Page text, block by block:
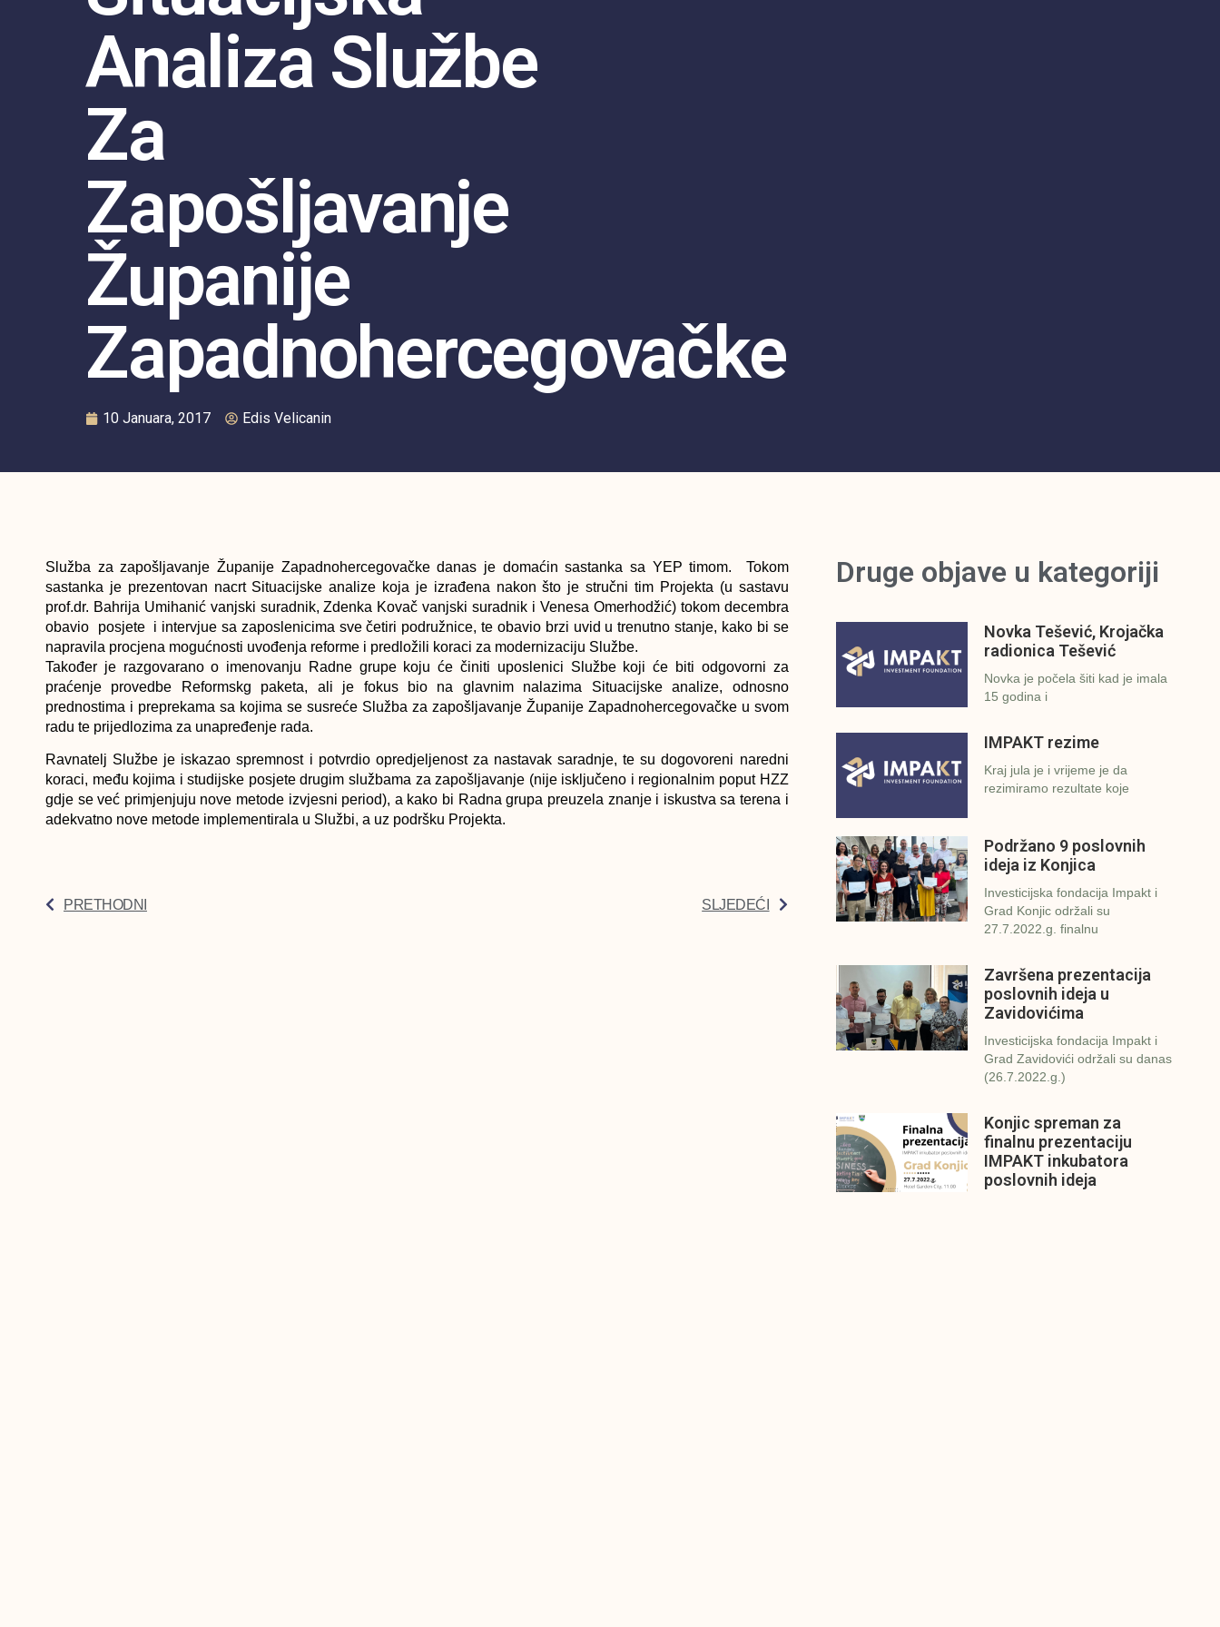
Analiza Službe
Za
Zapošljavanje
Županije
Zapadnohercegovačke
10 Januara, 2017 Edis Velicanin
Služba za zapošljavanje Županije Zapadnohercegovačke danas je domaćin sastanka sa YEP timom. Tokom
sastanka je prezentovan nacrt Situacijske analize koja je izrađena nakon što je stručni tim Projekta (u sastavu
prof.dr. Bahrija Umihanić vanjski suradnik, Zdenka Kovač vanjski suradnik i Venesa Omerhodžić) tokom decembra
obavio posjete i intervjue sa zaposlenicima sve četiri podružnice, te obavio brzi uvid u trenutno stanje, kako bi se
napravila procjena mogućnosti uvođenja reforme i predložili koraci za modernizaciju Službe.
Također je razgovarano o imenovanju Radne grupe koju će činiti uposlenici Službe koji će biti odgovorni za
praćenje provedbe Reformskg paketa, ali je fokus bio na glavnim nalazima Situacijske analize, odnosno
prednostima i preprekama sa kojima se susreće Služba za zapošljavanje Županije Zapadnohercegovačke u svom
radu te prijedlozima za unapređenje rada.
Ravnatelj Službe je iskazao spremnost i potvrdio opredjeljenost za nastavak saradnje, te su dogovoreni naredni
koraci, među kojima i studijske posjete drugim službama za zapošljavanje (nije isključeno i regionalnim poput HZZ
gdje se već primjenjuju nove metode izvjesni period), a kako bi Radna grupa preuzela znanje i iskustva sa terena i
adekvatno nove metode implementirala u Službi, a uz podršku Projekta.
PRETHODNI SLJEDEĆI
Druge objave u kategoriji
Novka Tešević, Krojačka
radionica Tešević
Novka je počela šiti kad je imala
15 godina i
IMPAKT rezime
Kraj jula je i vrijeme je da
rezimiramo rezultate koje
Podržano 9 poslovnih
ideja iz Konjica
Investicijska fondacija Impakt i
Grad Konjic održali su
27.7.2022.g. finalnu
Završena prezentacija
poslovnih ideja u
Zavidovićima
Investicijska fondacija Impakt i
Grad Zavidovići održali su danas
(26.7.2022.g.)
Konjic spreman za
finalnu prezentaciju
IMPAKT inkubatora
poslovnih ideja